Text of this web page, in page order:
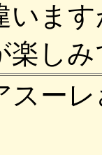
いま
楽し
スー